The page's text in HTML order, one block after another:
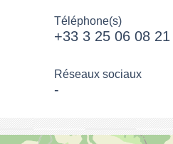
Téléphone(s)
+33 3 25 06 08 21
Réseaux sociaux
-